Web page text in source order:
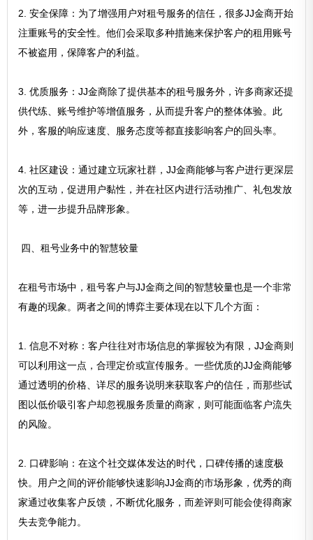
2. 安全保障：为了增强用户对租号服务的信任，很多JJ金商开始
注重账号的安全性。他们会采取多种措施来保护客户的租用账号
不被盗用，保障客户的利益。
3. 优质服务：JJ金商除了提供基本的租号服务外，许多商家还提
供代练、账号维护等增值服务，从而提升客户的整体体验。此
外，客服的响应速度、服务态度等都直接影响客户的回头率。
4. 社区建设：通过建立玩家社群，JJ金商能够与客户进行更深层
次的互动，促进用户黏性，并在社区内进行活动推广、礼包发放
等，进一步提升品牌形象。
四、租号业务中的智慧较量
在租号市场中，租号客户与JJ金商之间的智慧较量也是一个非常
有趣的现象。两者之间的博弈主要体现在以下几个方面：
1. 信息不对称：客户往往对市场信息的掌握较为有限，JJ金商则
可以利用这一点，合理定价或宣传服务。一些优质的JJ金商能够
通过透明的价格、详尽的服务说明来获取客户的信任，而那些试
图以低价吸引客户却忽视服务质量的商家，则可能面临客户流失
的风险。
2. 口碑影响：在这个社交媒体发达的时代，口碑传播的速度极
快。用户之间的评价能够快速影响JJ金商的市场形象，优秀的商
家通过收集客户反馈，不断优化服务，而差评则可能会使得商家
失去竞争能力。